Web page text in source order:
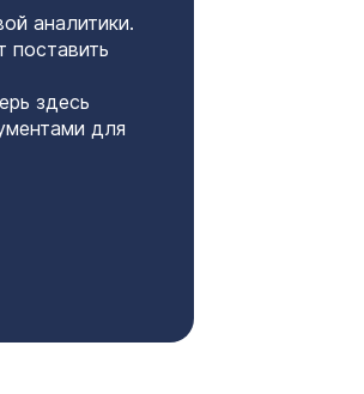
аналитики.
поставить
здесь
для